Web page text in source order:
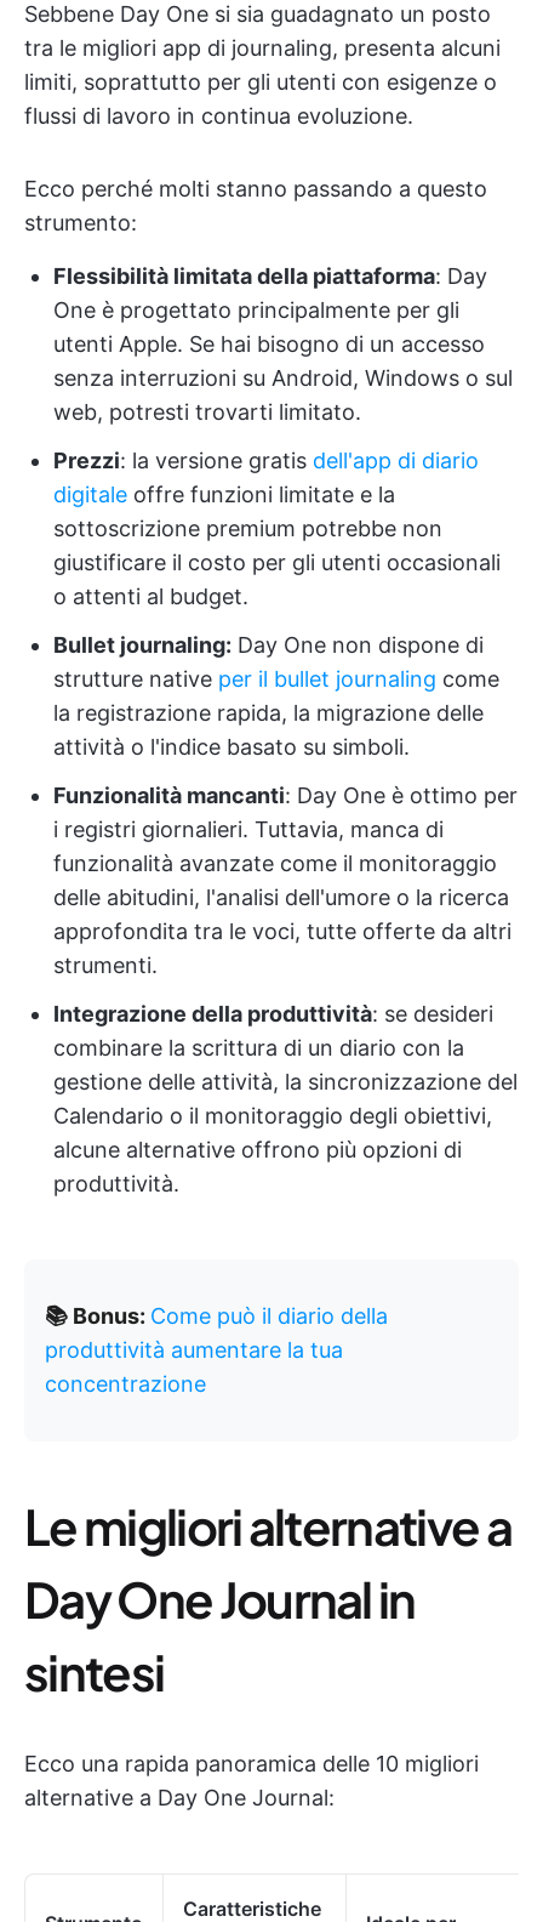
Sebbene Day One si sia guadagnato un posto
tra le migliori app di journaling, presenta alcuni
limiti, soprattutto per gli utenti con esigenze o
flussi di lavoro in continua evoluzione.
Ecco perché molti stanno passando a questo
strumento:
Flessibilità limitata della piattaforma: Day
One è progettato principalmente per gli
utenti Apple. Se hai bisogno di un accesso
senza interruzioni su Android, Windows o sul
web, potresti trovarti limitato.
Prezzi: la versione gratis dell'app di diario
digitale offre funzioni limitate e la
sottoscrizione premium potrebbe non
giustificare il costo per gli utenti occasionali
o attenti al budget.
Bullet journaling: Day One non dispone di
strutture native per il bullet journaling come
la registrazione rapida, la migrazione delle
attività o l'indice basato su simboli.
Funzionalità mancanti: Day One è ottimo per
i registri giornalieri. Tuttavia, manca di
funzionalità avanzate come il monitoraggio
delle abitudini, l'analisi dell'umore o la ricerca
approfondita tra le voci, tutte offerte da altri
strumenti.
Integrazione della produttività: se desideri
combinare la scrittura di un diario con la
gestione delle attività, la sincronizzazione del
Calendario o il monitoraggio degli obiettivi,
alcune alternative offrono più opzioni di
produttività.
📚 Bonus: Come può il diario della
produttività aumentare la tua
concentrazione
Le migliori alternative a
Day One Journal in
sintesi
Ecco una rapida panoramica delle 10 migliori
alternative a Day One Journal:
Caratteristiche